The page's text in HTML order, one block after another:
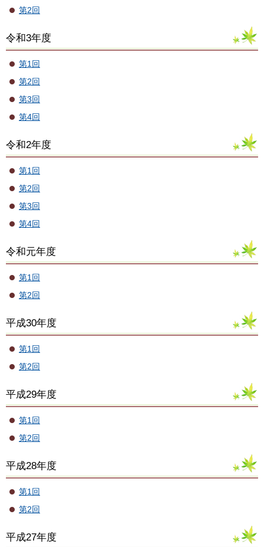
第2回
令和3年度
第1回
第2回
第3回
第4回
令和2年度
第1回
第2回
第3回
第4回
令和元年度
第1回
第2回
平成30年度
第1回
第2回
平成29年度
第1回
第2回
平成28年度
第1回
第2回
平成27年度